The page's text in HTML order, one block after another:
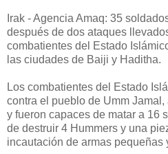
Irak - Agencia Amaq: 35
después de dos ataques
combatientes del Estado
las ciudades de Baiji y Haditha.
Los combatientes del Estado
contra el pueblo de Umm Jamal,
y fueron capaces de matar a 16
de destruir 4 Hummers y una
incautación de armas pequeñas